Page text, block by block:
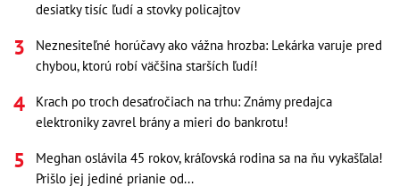
desiatky tisíc ľudí a stovky policajtov
Neznesiteľné horúčavy ako vážna hrozba: Lekárka varuje pred
chybou, ktorú robí väčšina starších ľudí!
Krach po troch desaťročiach na trhu: Známy predajca
elektroniky zavrel brány a mieri do bankrotu!
Meghan oslávila 45 rokov, kráľovská rodina sa na ňu vykašľala!
Prišlo jej jediné prianie od...